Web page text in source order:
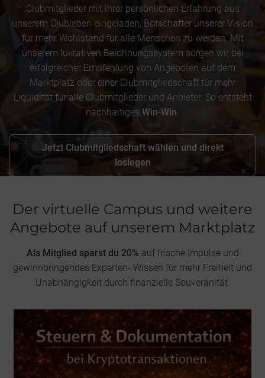
Clubmitglieder mit ihrer persönlichen Erfahrung aus
unserem Clubleben eingeladen, Botschafter unserer Vision
für mehr Wohlstand für alle Menschen zu werden. Mit
unserem lukrativen Belohnungssystem sorgen wir bei
erfolgreicher Empfehlung von Angeboten auf dem
Marktplatz oder einer Clubmitgliedschaft für mehr
Liquidität für alle Clubmitglieder und Anbieter. So entsteht
nachhaltiges Win-Win.
Jetzt Clubmitgliedschaft wählen und direkt
loslegen
Der virtuelle Campus und weitere
Angebote auf unserem Marktplatz
Als Mitglied sparst du 20% auf frische Impulse und
gewinnbringendes Experten- Wissen für mehr Freiheit und
Unabhängigkeit durch finanzielle Souveränität.